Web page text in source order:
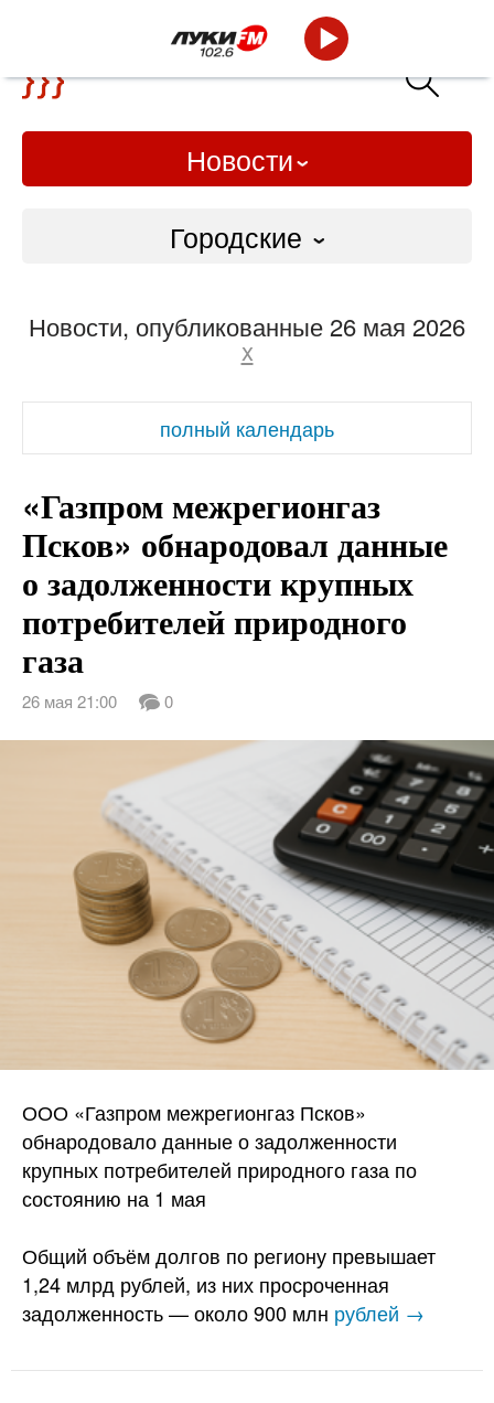
Новости
Городские
Слово Дело
Народные
ВТРК
Новости, опубликованные 26 мая 2026
x
полный календарь
«Газпром межрегионгаз
Псков» обнародовал данные
о задолженности крупных
потребителей природного
газа
26 мая 21:00 0
ООО «Газпром межрегионгаз Псков»
обнародовало данные о задолженности
крупных потребителей природного газа по
состоянию на 1 мая
Общий объём долгов по региону превышает
1,24 млрд рублей, из них просроченная
задолженность — около 900 млн рублей →